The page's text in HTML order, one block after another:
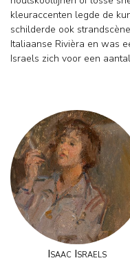
kleuraccenten legde de
schilderde ook
Italiaanse Rivièra en was
Israels zich voor een
Isaac Israels